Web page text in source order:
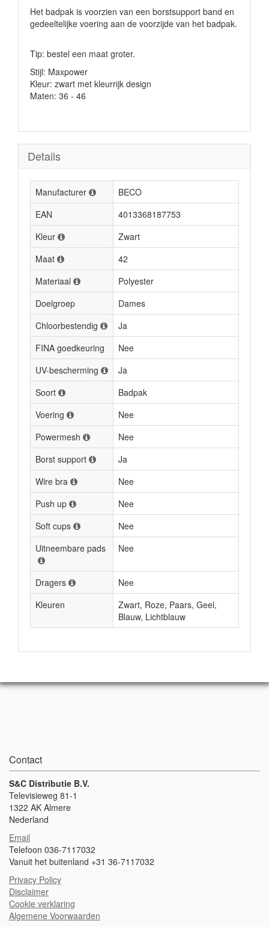
Het badpak is voorzien van een borstsupport band en
gedeeltelijke voering aan de voorzijde van het badpak.
Tip: bestel een maat groter.
Stijl: Maxpower
Kleur: zwart met kleurrijk design
Maten: 36 - 46
Details
Manufacturer
BECO
EAN
4013368187753
Kleur
Zwart
Maat
42
Materiaal
Polyester
Doelgroep
Dames
Chloorbestendig
Ja
FINA goedkeuring
Nee
UV-bescherming
Ja
Soort
Badpak
Voering
Nee
Powermesh
Nee
Borst support
Ja
Wire bra
Nee
Push up
Nee
Soft cups
Nee
Uitneembare pads
Nee
Dragers
Nee
Kleuren
Zwart, Roze, Paars, Geel,
Blauw, Lichtblauw
Contact
S&C Distributie B.V.
Televisieweg 81-1
1322 AK Almere
Nederland
Email
Telefoon 036-7117032
Vanuit het buitenland +31 36-7117032
Privacy Policy
Disclaimer
Cookie verklaring
Algemene Voorwaarden